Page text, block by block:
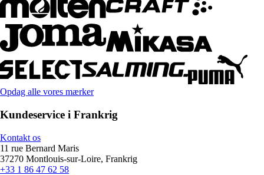
Opdag alle vores mærker
Kundeservice i Frankrig
Kontakt os
11 rue Bernard Maris
37270 Montlouis-sur-Loire, Frankrig
+33 1 86 47 62 58